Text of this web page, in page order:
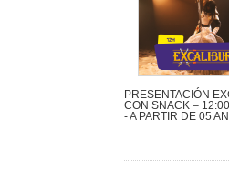
PRESENTACIÓN
CON SNACK –
- A PARTIR DE 05